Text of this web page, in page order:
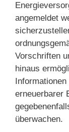
angemeldet
Vorschriften
hinaus
erneuerbarer
überwachen.